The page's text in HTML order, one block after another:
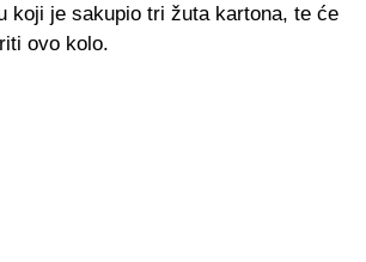
koji je sakupio tri žuta kartona, te će
ovo kolo.